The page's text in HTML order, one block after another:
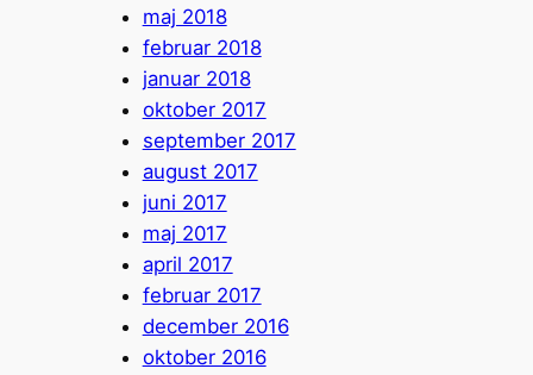
maj 2018
februar 2018
januar 2018
oktober 2017
september 2017
august 2017
juni 2017
maj 2017
april 2017
februar 2017
december 2016
oktober 2016